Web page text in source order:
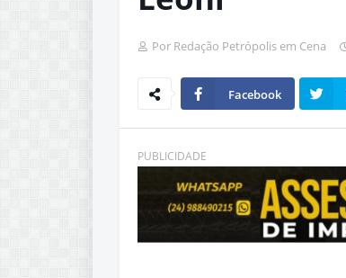
Por Redação Petrópolis em Cena
Facebook
PUBLICIDADE